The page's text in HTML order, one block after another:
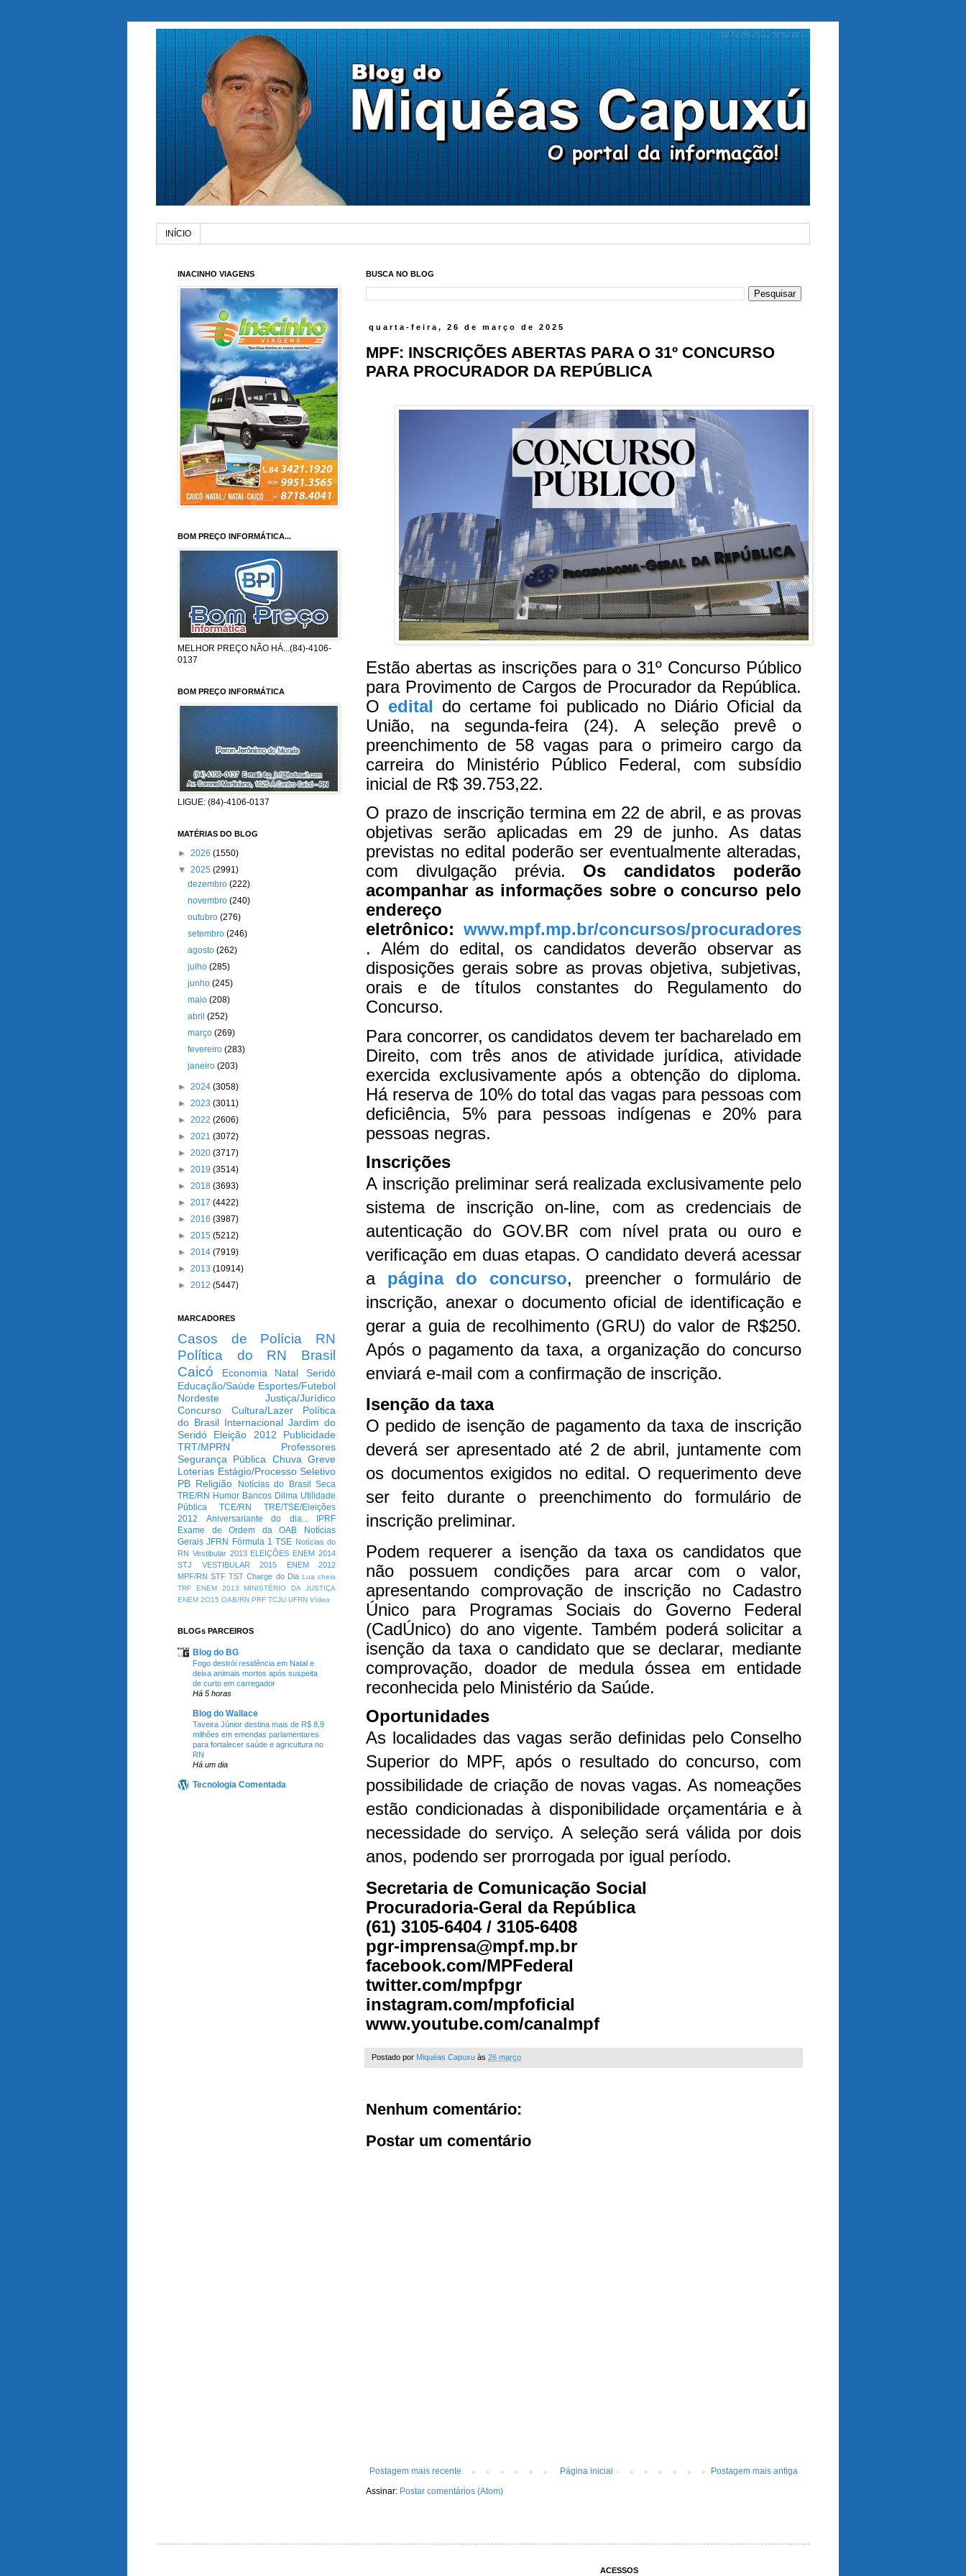
INÍCIO
BUSCA NO BLOG
quarta-feira, 26 de março de 2025
MPF: INSCRIÇÕES ABERTAS PARA O 31º CONCURSO
PARA PROCURADOR DA REPÚBLICA
Estão abertas as inscrições para o 31º Concurso Público
para Provimento de Cargos de Procurador da República.
O edital do certame foi publicado no Diário Oficial da
União, na segunda-feira (24). A seleção prevê o
preenchimento de 58 vagas para o primeiro cargo da
carreira do Ministério Público Federal, com subsídio
inicial de R$ 39.753,22.
O prazo de inscrição termina em 22 de abril, e as provas
objetivas serão aplicadas em 29 de junho. As datas
previstas no edital poderão ser eventualmente alteradas,
com divulgação prévia. Os candidatos poderão
acompanhar as informações sobre o concurso pelo
endereço
eletrônico: www.mpf.mp.br/concursos/procuradores
. Além do edital, os candidatos deverão observar as
disposições gerais sobre as provas objetiva, subjetivas,
orais e de títulos constantes do Regulamento do
Concurso.
Para concorrer, os candidatos devem ter bacharelado em
Direito, com três anos de atividade jurídica, atividade
exercida exclusivamente após a obtenção do diploma.
Há reserva de 10% do total das vagas para pessoas com
deficiência, 5% para pessoas indígenas e 20% para
pessoas negras.
Inscrições
A inscrição preliminar será realizada exclusivamente pelo
sistema de inscrição on-line, com as credenciais de
autenticação do GOV.BR com nível prata ou ouro e
verificação em duas etapas. O candidato deverá acessar
a página do concurso, preencher o formulário de
inscrição, anexar o documento oficial de identificação e
gerar a guia de recolhimento (GRU) do valor de R$250.
Após o pagamento da taxa, a organização do concurso
enviará e-mail com a confirmação de inscrição.
Isenção da taxa
O pedido de isenção de pagamento da taxa de inscrição
deverá ser apresentado até 2 de abril, juntamente com
os documentos exigidos no edital. O requerimento deve
ser feito durante o preenchimento do formulário de
inscrição preliminar.
Podem requerer a isenção da taxa os candidatos que
não possuem condições para arcar com o valor,
apresentando comprovação de inscrição no Cadastro
Único para Programas Sociais do Governo Federal
(CadÚnico) do ano vigente. Também poderá solicitar a
isenção da taxa o candidato que se declarar, mediante
comprovação, doador de medula óssea em entidade
reconhecida pelo Ministério da Saúde.
Oportunidades
As localidades das vagas serão definidas pelo Conselho
Superior do MPF, após o resultado do concurso, com
possibilidade de criação de novas vagas. As nomeações
estão condicionadas à disponibilidade orçamentária e à
necessidade do serviço. A seleção será válida por dois
anos, podendo ser prorrogada por igual período.
Secretaria de Comunicação Social
Procuradoria-Geral da República
(61) 3105-6404 / 3105-6408
pgr-imprensa@mpf.mp.br
facebook.com/MPFederal
twitter.com/mpfpgr
instagram.com/mpfoficial
www.youtube.com/canalmpf
Postado por Miquéas Capuxu às 26 março
Nenhum comentário:
Postar um comentário
Postagem mais recente Postagem mais antiga
Página inicial
Assinar: Postar comentários (Atom)
INACINHO VIAGENS
BOM PREÇO INFORMÁTICA...
MELHOR PREÇO NÃO HÁ...(84)-4106-
0137
BOM PREÇO INFORMÁTICA
LIGUE: (84)-4106-0137
MATÉRIAS DO BLOG
► 2026 (1550)
▼ 2025 (2991)
dezembro(222)
novembro(240)
outubro(276)
setembro(246)
agosto(262)
julho(285)
junho(245)
maio(208)
abril(252)
março(269)
fevereiro(283)
janeiro(203)
► 2024 (3058)
► 2023 (3011)
► 2022 (2606)
► 2021 (3072)
► 2020 (3717)
► 2019 (3514)
► 2018 (3693)
► 2017 (4422)
► 2016 (3987)
► 2015 (5212)
► 2014 (7919)
► 2013 (10914)
► 2012 (5447)
MARCADORES
Casos de Polícia
RN
Política do RN
Brasil
Caicó
Economia Natal
Seridó
Educação/Saúde Esportes/Futebol
Nordeste
Justiça/Jurídico
Concurso
Cultura/Lazer
Política
do Brasil Internacional Jardim do
Seridó
Eleição 2012
Publicidade
TRT/MPRN
Professores
Segurança Pública Chuva Greve
Loterias Estágio/Processo Seletivo
PB Religião Notícias do Brasil
Seca
TRE/RN Humor Bancos Dilma Utilidade
Pública
TCE/RN
TRE/TSE/Eleições
2012
Aniversariante do dia...
IPRF
Exame de Ordem da OAB
Notícias
Gerais JFRN Fórmula 1 TSE Notícias do
RN Vestibular 2013 ELEIÇÕES ENEM 2014
STJ
VESTIBULAR 2015
ENEM 2012
MPF/RN STF TST Charge do Dia Lua cheia
TRF
ENEM 2013
MINISTÉRIO DA JUSTIÇA
ENEM 2O15 OAB/RN PRF TCJU UFRN Vídeo
BLOGs PARCEIROS
Blog do BG
Fogo destrói residência em Natal e
deixa animais mortos após suspeita
de curto em carregador
Há 5 horas
Blog do Wallace
Taveira Júnior destina mais de R$ 8,9
milhões em emendas parlamentares
para fortalecer saúde e agricultura no
RN
Há um dia
Tecnologia Comentada
ACESSOS